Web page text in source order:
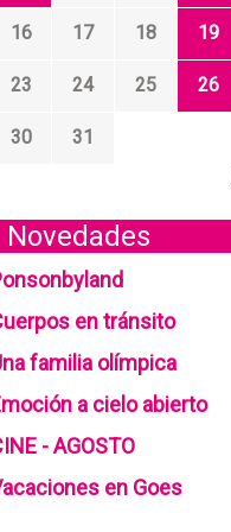
16 17 18 19
23 24 25 26
30
31
Novedades
en tránsito
familia olímpica
a cielo abierto
- AGOSTO
en Goes